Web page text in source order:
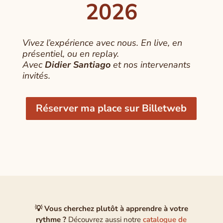
2026
Vivez l’expérience avec nous. En live, en
présentiel, ou en replay.
AvecDidier Santiagoet nos intervenants
invités.
Réserver ma place sur Billetweb
💡 Vous cherchez plutôt à apprendre à votre
rythme ? Découvrez aussi notrecatalogue de